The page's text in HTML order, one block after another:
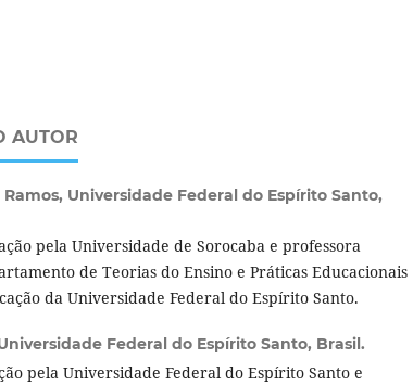
AUTOR
Universidade Federal do Espírito Santo,
pela Universidade de Sorocaba e professora
de Teorias do Ensino e Práticas Educacionais
da Universidade Federal do Espírito Santo.
Federal do Espírito Santo, Brasil.
pela Universidade Federal do Espírito Santo e